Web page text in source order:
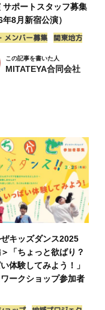
サポートスタッフ募集
年8月新宿公演）
メンバー募集 関東地方
この記事を書いた人
MITATEYA合同会社
キッズダンス2025
「ちょっと欲ばり？
体験してみよう！」
ークショップ参加者